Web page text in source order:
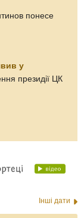
понесе
у
президії ЦК
Інші дати